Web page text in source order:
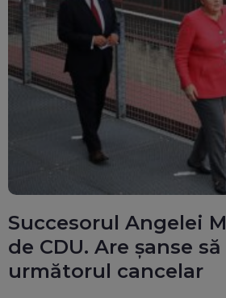
Succesorul Angelei
de CDU. Are șanse
următorul cancelar